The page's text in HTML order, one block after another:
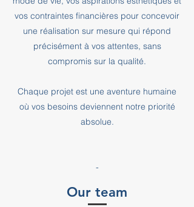
vos contraintes financières pour concevoir
une réalisation sur mesure qui répond
précisément à vos attentes, sans
compromis sur la qualité.
Chaque projet est une aventure humaine
où vos besoins deviennent notre priorité
absolue.
-
Our team